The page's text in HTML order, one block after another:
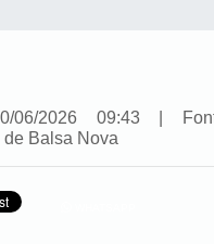
06/2026 09:43 |
Balsa Nova